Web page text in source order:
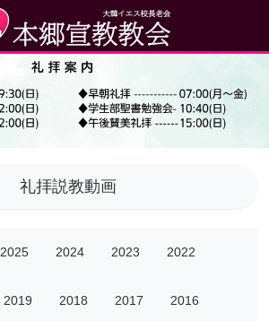
礼拝説教動画
2025 2024 2023 2022
2019 2018 2017 2016